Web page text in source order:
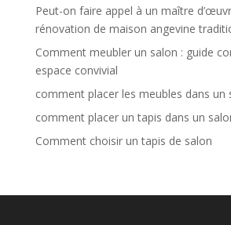
Peut-on faire appel à un maître
rénovation de maison angevine
Comment meubler un salon : guide
espace convivial
comment placer les meubles dans un
comment placer un tapis dans un
Comment choisir un tapis de salon